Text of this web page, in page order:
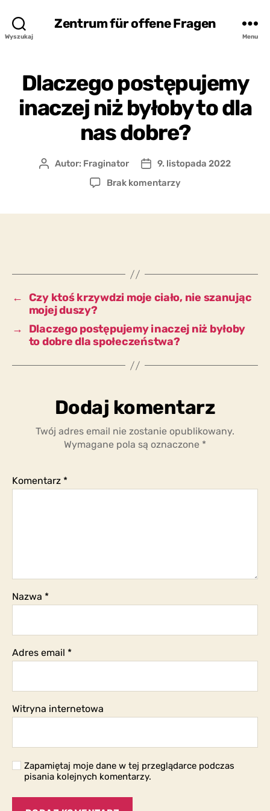
Wyszukaj
Zentrum für offene Fragen
Menu
Dlaczego postępujemy
inaczej niż byłoby to dla
nas dobre?
AutorAutor: Fraginator
Data
wpisu
9. listopada 2022
Brak komentarzydo
dla
dobre?
← Czy ktoś krzywdzi moje ciało, nie szanując
mojej duszy?
→
Dlaczego postępujemy inaczej niż byłoby
to dobre dla społeczeństwa?
Dodaj komentarz
Twój adres email nie zostanie opublikowany.
Wymagane pola są oznaczone *
Komentarz *
Nazwa *
Adres email *
Witryna internetowa
Zapamiętaj moje dane w tej przeglądarce podczas
pisania kolejnych komentarzy.